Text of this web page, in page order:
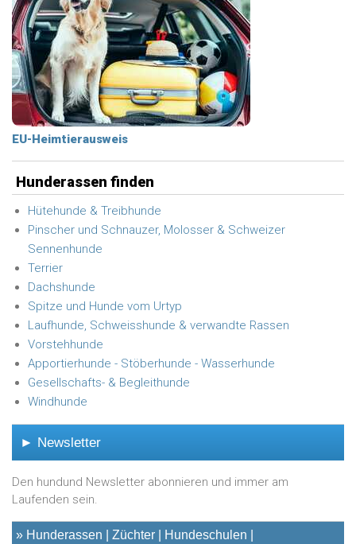
EU-Heimtierausweis
Hunderassen finden
Hütehunde & Treibhunde
Pinscher und Schnauzer, Molosser & Schweizer
Sennenhunde
Terrier
Dachshunde
Spitze und Hunde vom Urtyp
Laufhunde, Schweisshunde & verwandte Rassen
Vorstehhunde
Apportierhunde - Stöberhunde - Wasserhunde
Gesellschafts- & Begleithunde
Windhunde
► Newsletter
Den hundund Newsletter abonnieren und immer am
Laufenden sein.
» Hunderassen Züchter Hundeschulen